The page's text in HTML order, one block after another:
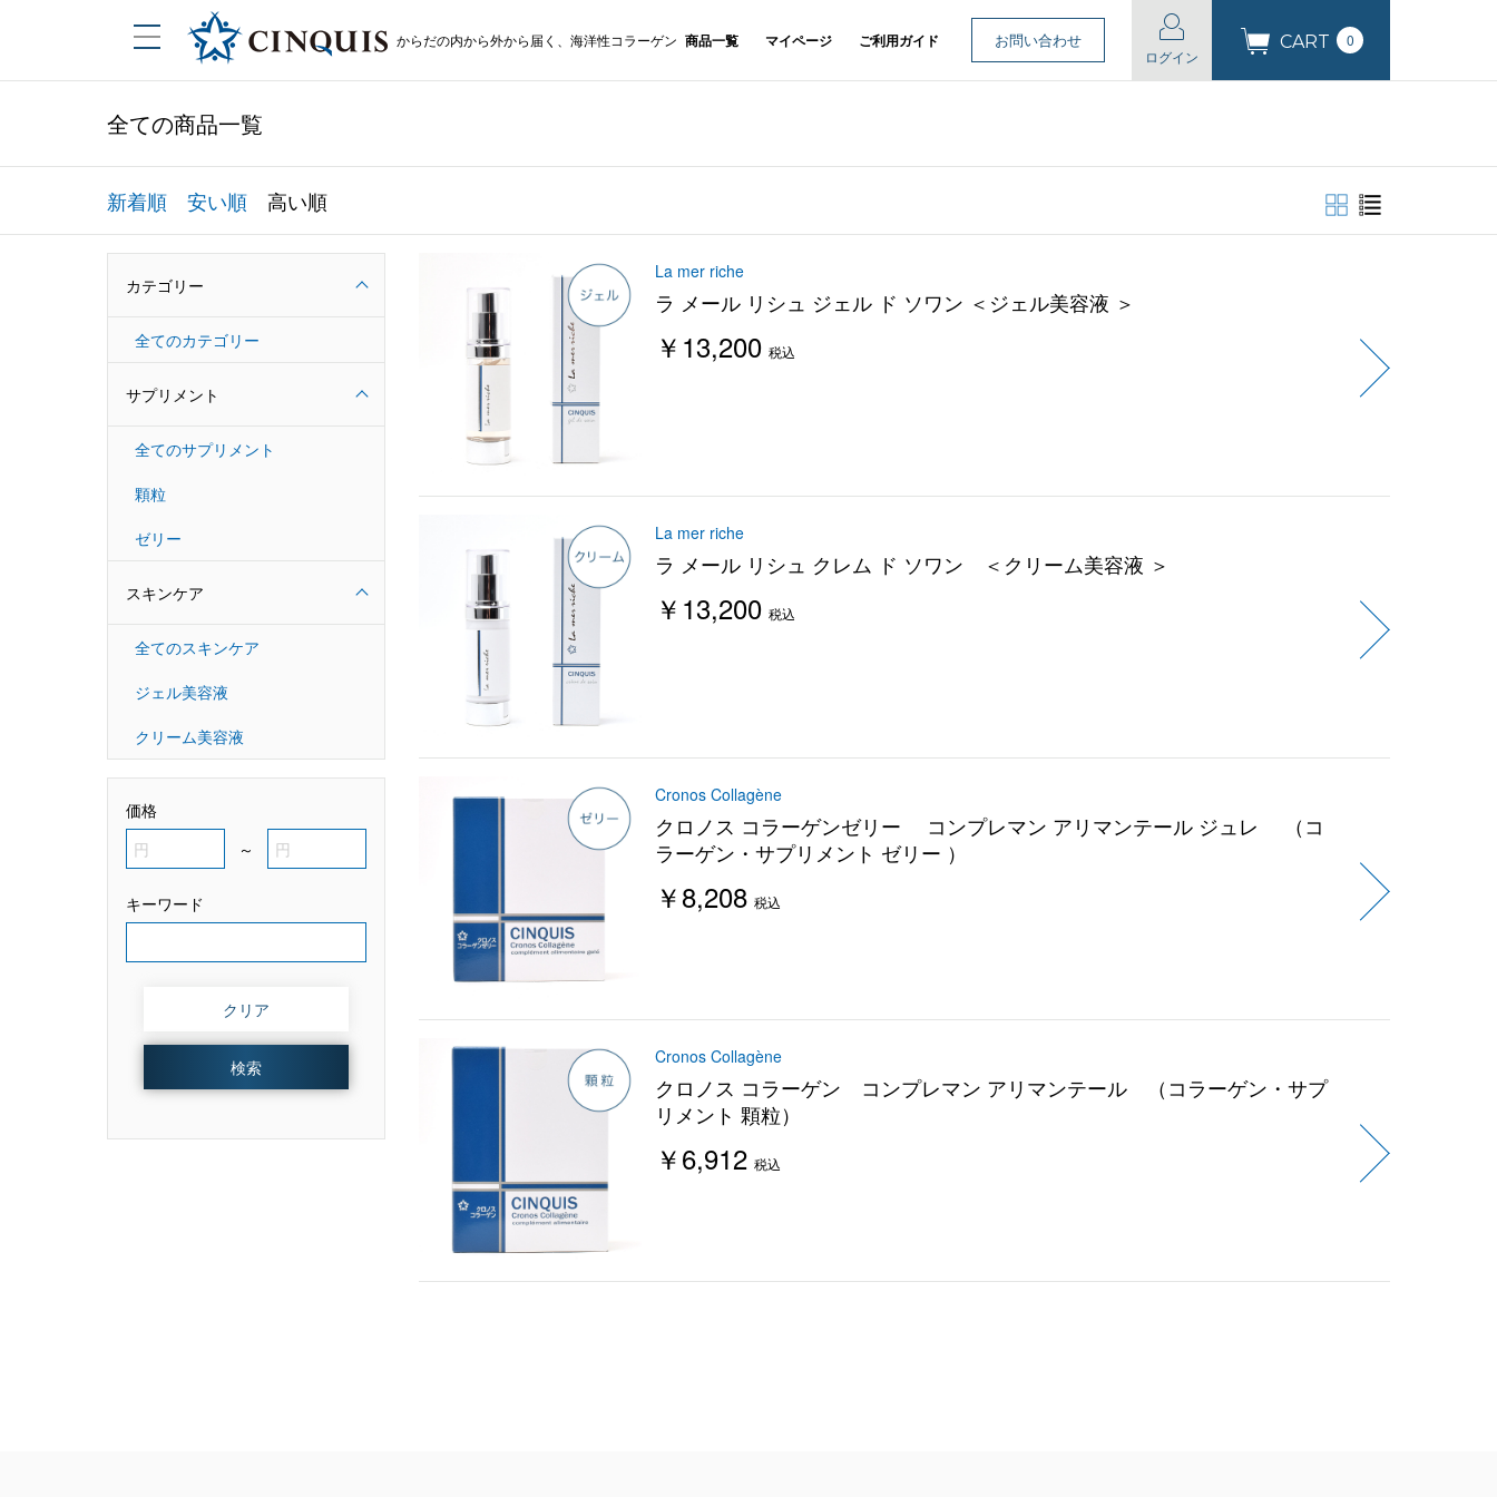
からだの内から外から届く、海洋性コラーゲン 商品一覧 マイページ ご利用ガイド お問い合わせ
ログイン
CART 0
全ての商品一覧
新着順 安い順 高い順
カテゴリー
全てのカテゴリー
サプリメント
全てのサプリメント
顆粒
ゼリー
スキンケア
全てのスキンケア
ジェル美容液
クリーム美容液
価格
～
キーワード
クリア
検索
La mer riche
ラ メール リシュ ジェル ド ソワン ＜ジェル美容液 ＞
￥13,200 税込
La mer riche
ラ メール リシュ クレム ド ソワン ＜クリーム美容液 ＞
￥13,200 税込
Cronos Collagène
クロノス コラーゲンゼリー コンプレマン アリマンテール ジュレ （コ
ラーゲン・サプリメント ゼリー ）
￥8,208 税込
Cronos Collagène
クロノス コラーゲン コンプレマン アリマンテール （コラーゲン・サプ
リメント 顆粒）
￥6,912 税込